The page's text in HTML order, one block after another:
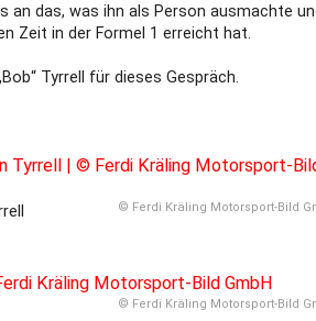
an das, was ihn als Person ausmachte
Zeit in der Formel 1 erreicht hat.
Tyrrell für dieses Gespräch.
© Ferdi Kräling Motorsport-Bild
© Ferdi Kräling Motorsport-Bild